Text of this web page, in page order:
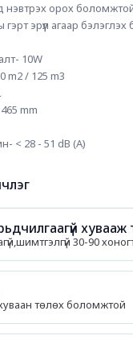
нэвтрэх орох
эрүүл агаар
10W
m2 / 125 m3
mm
< 28 - 51 dB (A)
хувааж
30-90
төлөх боломжтой